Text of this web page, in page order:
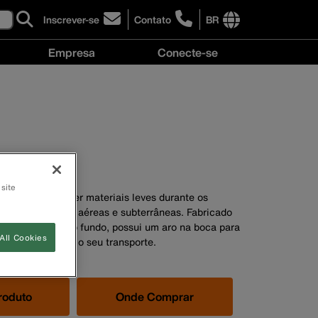
Inscrever-se
click
to
sign-
Contato
click
to
BR
International
site
Empresa Conecte-se
subir e descer materiais leves durante os
de redes aéreas e subterrâneas. Fabricado
de couro no fundo, possui um aro na boca para
e uma alça para o seu transporte.
Onde Comprar
Cookies